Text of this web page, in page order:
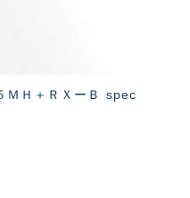
＋ＲＸーＢ spec